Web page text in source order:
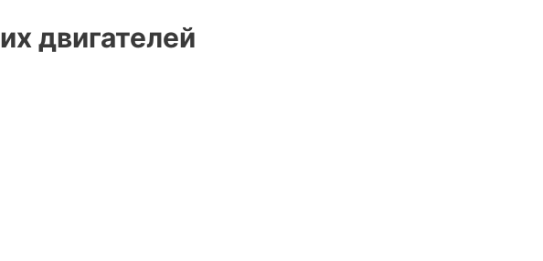
двигателей